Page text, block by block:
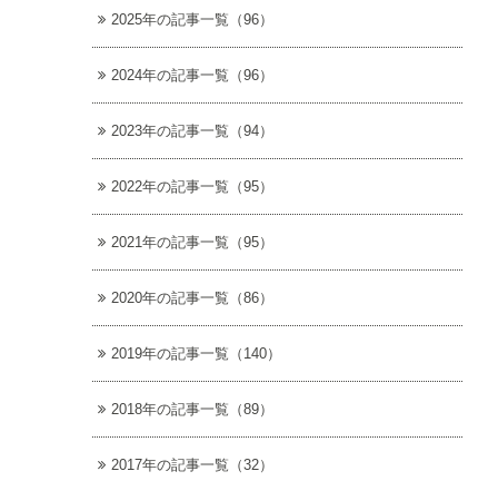
2025年の記事一覧（96）
2024年の記事一覧（96）
2023年の記事一覧（94）
2022年の記事一覧（95）
2021年の記事一覧（95）
2020年の記事一覧（86）
2019年の記事一覧（140）
2018年の記事一覧（89）
2017年の記事一覧（32）